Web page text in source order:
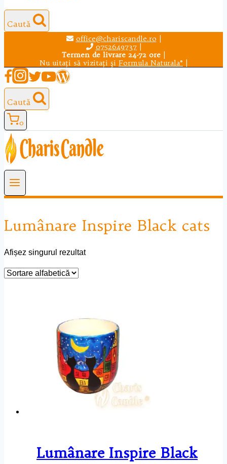
Caută
office@chariscandle.ro
0752649737|
Termen de livrare 24-72 ore
Nu uitaţi să vizitaţi şi Formula Naturala®
Caută
0
Lumânare Inspire Black cats
Afișez singurul rezultat
Lumânare Inspire Black